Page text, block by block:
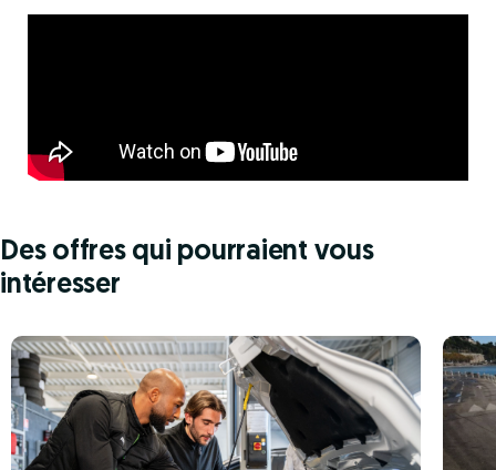
Des offres qui pourraient vous
intéresser